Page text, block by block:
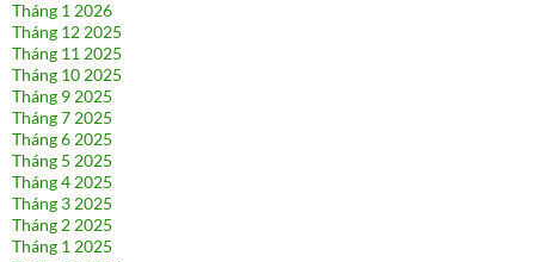
Tháng 1 2026
Tháng 12 2025
Tháng 11 2025
Tháng 10 2025
Tháng 9 2025
Tháng 7 2025
Tháng 6 2025
Tháng 5 2025
Tháng 4 2025
Tháng 3 2025
Tháng 2 2025
Tháng 1 2025